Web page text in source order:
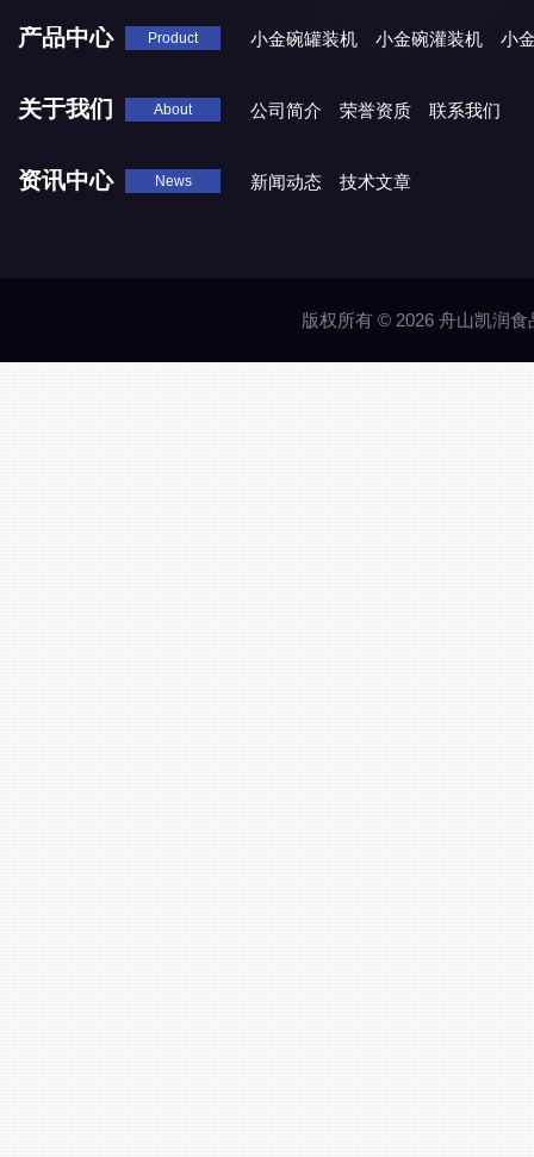
产品中心 Product 小金碗罐装机 小金碗灌装机 小
关于我们 About 公司简介 荣誉资质 联系我们
资讯中心 News 新闻动态 技术文章
版权所有 © 2026 舟山凯润